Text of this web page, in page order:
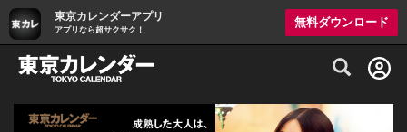
東京カレンダーアプリ
アプリなら超サクサク！
無料ダウンロード
グルメ情報・プレミアムレストラン予約